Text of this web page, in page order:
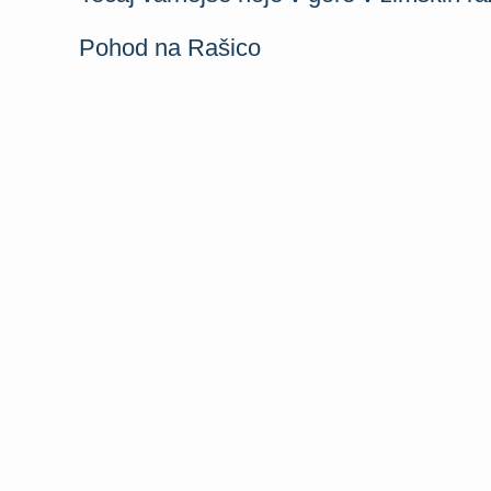
Pohod na Rašico